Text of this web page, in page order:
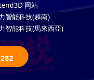
网站
智能科技(越南)
智能科技(馬來西亞)